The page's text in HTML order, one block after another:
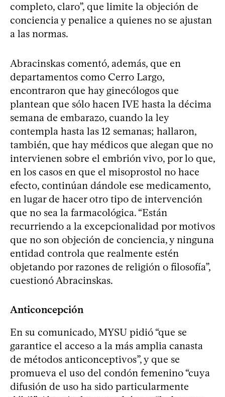
completo, claro”, que limite la objeción de
conciencia y penalice a quienes no se ajustan
a las normas.
Abracinskas comentó, además, que en
departamentos como Cerro Largo,
encontraron que hay ginecólogos que
plantean que sólo hacen IVE hasta la décima
semana de embarazo, cuando la ley
contempla hasta las 12 semanas; hallaron,
también, que hay médicos que alegan que no
intervienen sobre el embrión vivo, por lo que,
en los casos en que el misoprostol no hace
efecto, continúan dándole ese medicamento,
en lugar de hacer otro tipo de intervención
que no sea la farmacológica. “Están
recurriendo a la excepcionalidad por motivos
que no son objeción de conciencia, y ninguna
entidad controla que realmente estén
objetando por razones de religión o filosofía”,
cuestionó Abracinskas.
Anticoncepción
En su comunicado, MYSU pidió “que se
garantice el acceso a la más amplia canasta
de métodos anticonceptivos”, y que se
promueva el uso del condón femenino “cuya
difusión de uso ha sido particularmente